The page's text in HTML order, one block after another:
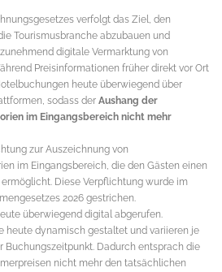
verfolgt das Ziel, den
Tourismusbranche abzubauen und
digitale Vermarktung von
Preisinformationen früher direkt vor Ort
heute überwiegend über
sodass der Aushang der
im Eingangsbereich nicht mehr
zur Auszeichnung von
im Eingangsbereich, die den Gästen einen
Diese Verpflichtung wurde im
2026 gestrichen.
überwiegend digital abgerufen.
heute dynamisch gestaltet und variieren je
Buchungszeitpunkt. Dadurch entsprach die
nicht mehr den tatsächlichen